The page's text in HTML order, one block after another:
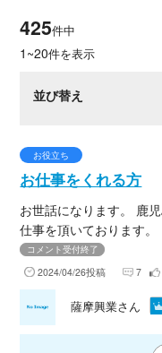
425件中
1~20件を表示
並び替え
お役立ち
お仕事をくれる方
お世話になります。 鹿
仕事を頂いております
お仕事がある方は是非弊
県外でも単価などが合
すのでよろしくお願いし
コメント受付終了
2024/04/26投稿 7
薩摩興業さん